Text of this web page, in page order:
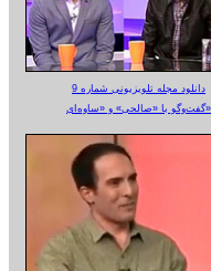
دانلود مجله تلویزیونی شماره 9
گفت‌وگو با «صالحی» و «ساوه‌ای»